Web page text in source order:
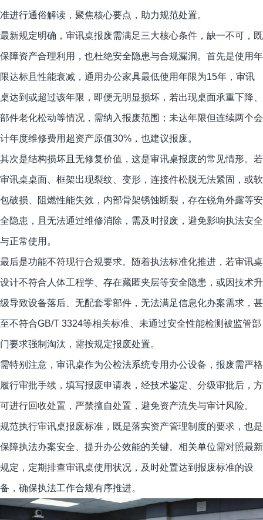
准进行通俗解读，聚焦核心要点，助力规范处置。
最新规定明确，审讯桌报废需满足三大核心条件，缺一不可，既
保障资产合理利用，也杜绝安全隐患与合规漏洞。首先是使用年
限达标且性能衰减，通用办公家具最低使用年限为15年，审讯
桌达到或超过该年限，即便无明显损坏，若出现桌面承重下降、
部件老化松动等情况，需纳入报废范围；未达年限但连续两个会
计年度维修费用超资产原值30%，也建议报废。
其次是结构损坏且无修复价值，这是审讯桌报废的常见情形。若
审讯桌桌面、框架出现裂纹、变形，连接件松脱无法紧固，或软
包破损、阻燃性能失效，内部骨架锈蚀断裂，存在锐角外露等安
全隐患，且无法通过维修消除，需及时报废，避免影响执法安全
与正常使用。
最后是功能不符现行合规要求。随着执法标准化推进，若审讯桌
设计不符合人体工程学、存在藏匿夹层等安全隐患，或因技术升
级导致设备落后、无配套零部件，无法满足信息化办案需求，甚
至不符合GB/T 3324等相关标准、未通过安全性能检测被监管部
门要求强制淘汰，需按规定报废处置。
需特别注意，审讯桌作为公检法系统专用办公设备，报废需严格
履行审批手续，填写报废申请表，经技术鉴定、分级审批后，方
可进行回收处置，严禁擅自处置，避免资产流失与审计风险。
规范执行审讯桌报废标准，既是落实资产管理制度的要求，也是
保障执法办案安全、提升办公效能的关键。相关单位需对照最新
规定，定期排查审讯桌使用状况，及时处置达到报废标准的设
备，确保执法工作合规有序推进。